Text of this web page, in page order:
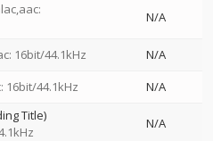
N/A
16bit/44.1kHz
N/A
16bit/44.1kHz N/A
Title)
N/A